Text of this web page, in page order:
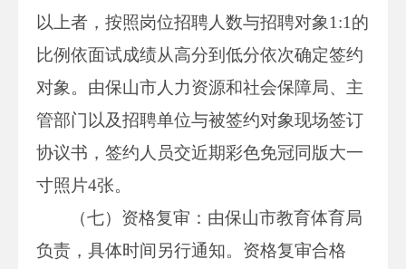
以上者，按照岗位招聘人数与招聘对象1:1的
比例依面试成绩从高分到低分依次确定签约
对象。由保山市人力资源和社会保障局、主
管部门以及招聘单位与被签约对象现场签订
协议书，签约人员交近期彩色免冠同版大一
寸照片4张。
（七）资格复审：由保山市教育体育局
负责，具体时间另行通知。资格复审合格